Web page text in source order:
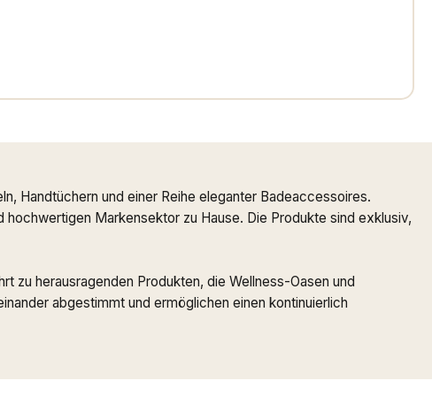
Handtüchern und einer Reihe eleganter Badeaccessoires.
Markensektor zu Hause. Die Produkte sind exklusiv,
zu herausragenden Produkten, die Wellness-Oasen und
abgestimmt und ermöglichen einen kontinuierlich